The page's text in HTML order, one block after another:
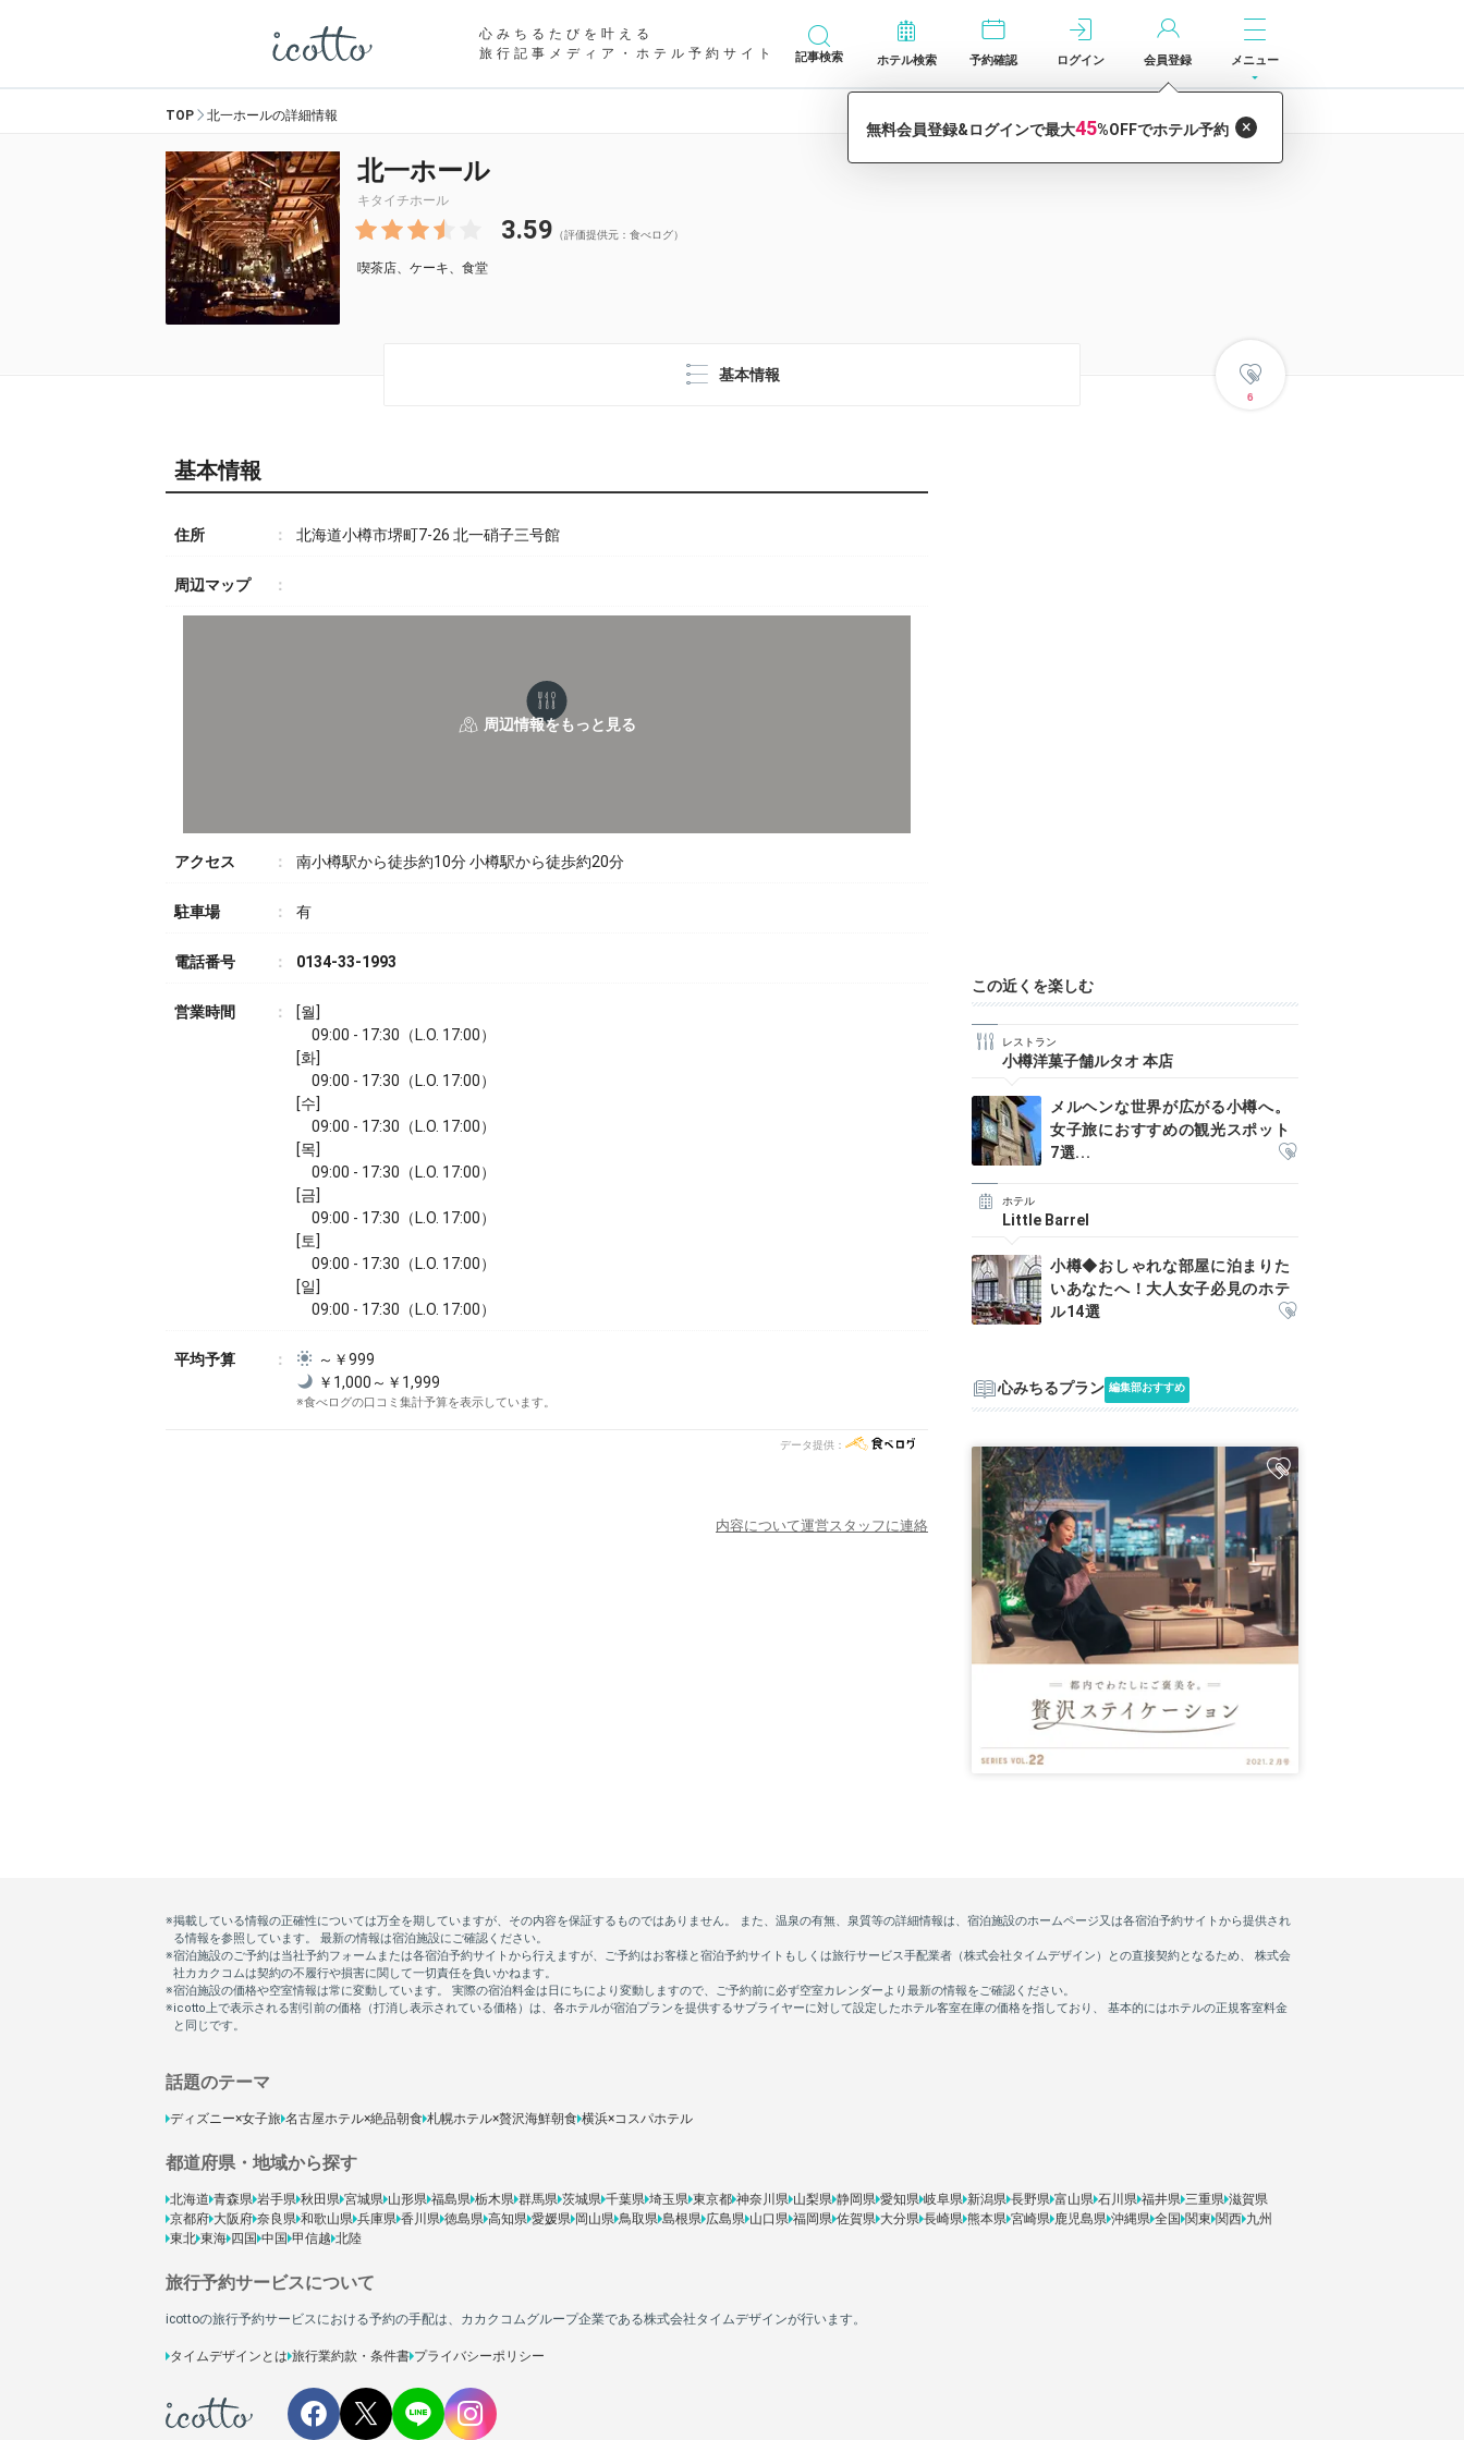
心みちるたびを叶える
旅行記事メディア・ホテル予約サイト
記事検索 ホテル検索 予約確認 ログイン 会員登録 メニュー
TOP 北一ホールの詳細情報
北一ホール
キタイチホール
3.59 （評価提供元：食べログ）
喫茶店、ケーキ、食堂
6
基本情報
基本情報
住所 北海道小樽市堺町7-26 北一硝子三号館
周辺マップ
アクセス 南小樽駅から徒歩約10分 小樽駅から徒歩約20分
駐車場 有
電話番号 0134-33-1993
営業時間
[월]
09:00 - 17:30（L.O. 17:00）
[화]
09:00 - 17:30（L.O. 17:00）
[수]
09:00 - 17:30（L.O. 17:00）
[목]
09:00 - 17:30（L.O. 17:00）
[금]
09:00 - 17:30（L.O. 17:00）
[토]
09:00 - 17:30（L.O. 17:00）
[일]
09:00 - 17:30（L.O. 17:00）
平均予算
～￥999
￥1,000～￥1,999
※食べログの口コミ集計予算を表示しています。
データ提供：
内容について運営スタッフに連絡
この近くを楽しむ
レストラン
小樽洋菓子舗ルタオ 本店
メルヘンな世界が広がる小樽へ。
女子旅におすすめの観光スポット
7選...
ホテル
Little Barrel
小樽◆おしゃれな部屋に泊まりた
いあなたへ！大人女子必見のホテ
ル14選
心みちるプラン 編集部おすすめ
話題のテーマ
ディズニー×女子旅 名古屋ホテル×絶品朝食 札幌ホテル×贅沢海鮮朝食 横浜×コスパホテル
都道府県・地域から探す
北海道 青森県 岩手県 秋田県 宮城県 山形県 福島県 栃木県 群馬県 茨城県 千葉県 埼玉県 東京都 神奈川県 山梨県 静岡県 愛知県 岐阜県 新潟県 長野県 富山県 石川県 福井県 三重県 滋賀県
京都府 大阪府 奈良県 和歌山県 兵庫県 香川県 徳島県 高知県 愛媛県 岡山県 鳥取県 島根県 広島県 山口県 福岡県 佐賀県 大分県 長崎県 熊本県 宮崎県 鹿児島県 沖縄県 全国 関東 関西 九州
東北 東海 四国 中国 甲信越 北陸
旅行予約サービスについて
icottoの旅行予約サービスにおける予約の手配は、カカクコムグループ企業である株式会社タイムデザインが行います。
タイムデザインとは 旅行業約款・条件書 プライバシーポリシー